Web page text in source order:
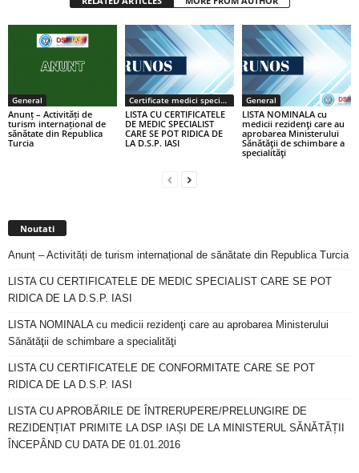
General
Anunț – Activități de
turism internațional de
sănătate din Republica
Turcia
Certificate medici specialiști / primari
LISTA CU CERTIFICATELE
DE MEDIC SPECIALIST
CARE SE POT RIDICA DE
LA D.S.P. IASI
General
LISTA NOMINALA cu
medicii rezidenţi care au
aprobarea Ministerului
Sănătăţii de schimbare a
specialităţi
Noutati
Anunț – Activități de turism internațional de sănătate din Republica Turcia
LISTA CU CERTIFICATELE DE MEDIC SPECIALIST CARE SE POT
RIDICA DE LA D.S.P. IASI
LISTA NOMINALA cu medicii rezidenţi care au aprobarea Ministerului
Sănătăţii de schimbare a specialităţi
LISTA CU CERTIFICATELE DE CONFORMITATE CARE SE POT
RIDICA DE LA D.S.P. IASI
LISTA CU APROBĂRILE DE ÎNTRERUPERE/PRELUNGIRE DE
REZIDENȚIAT PRIMITE LA DSP IAȘI DE LA MINISTERUL SĂNĂTĂȚII
ÎNCEPÂND CU DATA DE 01.01.2016